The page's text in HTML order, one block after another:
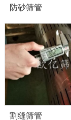
防砂筛管
割缝筛管